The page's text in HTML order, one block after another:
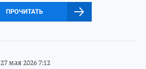
ПРОЧИТАТЬ
27 мая 2026 7:12